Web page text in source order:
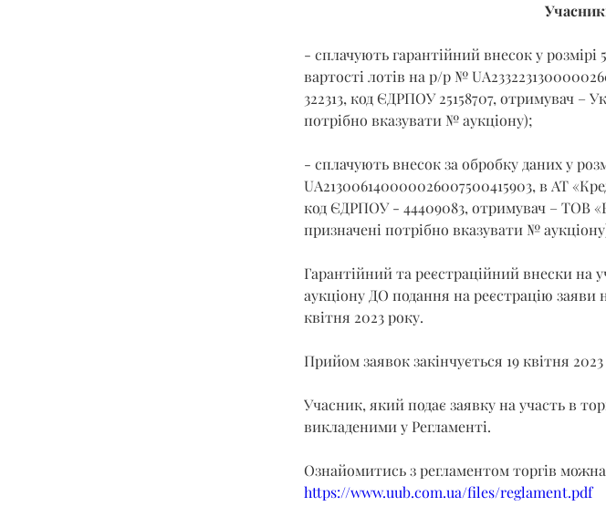
- сплачують гарантійний внесок у розмірі
вартості лотів на р/р №
322313, код ЄДРПОУ 25158707, отримувач –
потрібно вказувати № аукціону);
- сплачують внесок за обробку даних у
UA213006140000026007500415903, в АТ
код ЄДРПОУ - 44409083, отримувач – ТОВ
призначені потрібно вказувати №
Гарантійний та реєстраційний внески на
аукціону ДО подання на реєстрацію заяви
квітня 2023 року.
Прийом заявок закінчується 19 квітня 2023
Учасник, який подає заявку на участь в
викладеними у Регламенті.
Ознайомитись з регламентом торгів
https://www.uub.com.ua/files/reglament.pdf